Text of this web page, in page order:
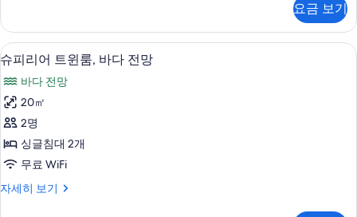
전
망
사
진
모
두
보
기
더
블
룸,
바
다
전
망
자
세
히
보
기
요금 보기
슈
피
리
어
트
윈
바
슈피리어 트윈룸, 바다 전망 | 고급 침
6
슈피리어 트윈룸, 바다 전망
바다 전망
20㎡
2명
싱글침대 2개
무료 WiFi
자세히 보기
슈